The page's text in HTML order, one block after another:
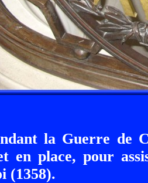
la Guerre de
en place, pour
(1358).